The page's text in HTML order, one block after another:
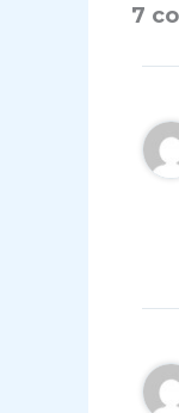
7